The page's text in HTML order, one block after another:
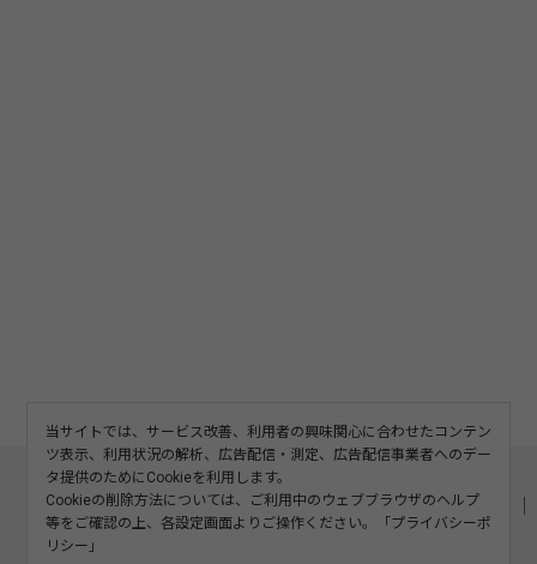
このサイトについて 利用規約
記事の二次利用について
プライバシーポリシー
お問い合わせ
当サイトでは、サービス改善、利用者の興味関心に合わせたコンテン
ツ表示、利用状況の解析、広告配信・測定、広告配信事業者へのデー
タ提供のためにCookieを利用します。
Cookieの削除方法については、ご利用中のウェブブラウザのヘルプ
等をご確認の上、各設定画面よりご操作ください。「プライバシーポ
リシー 」